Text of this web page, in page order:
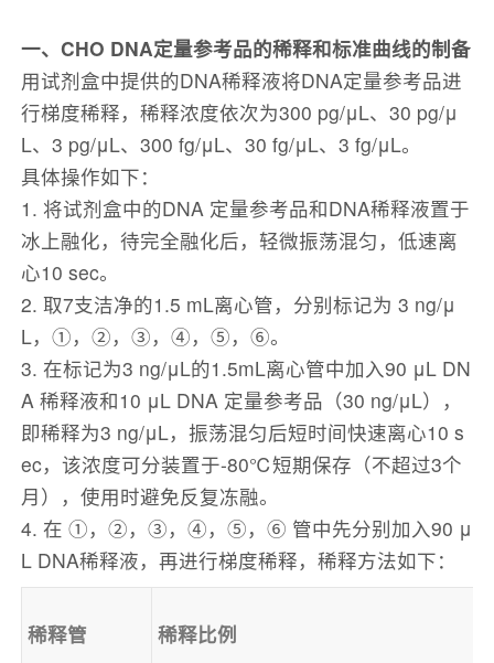
一、CHO DNA定量参考品的稀释和标准曲线的制备
用试剂盒中提供的DNA稀释液将DNA定量参考品进
行梯度稀释，稀释浓度依次为300 pg/μL、30 pg/μ
L、3 pg/μL、300 fg/μL、30 fg/μL、3 fg/μL。
具体操作如下：
1. 将试剂盒中的DNA 定量参考品和DNA稀释液置于
冰上融化，待完全融化后，轻微振荡混匀，低速离
心10 sec。
2. 取7支洁净的1.5 mL离心管，分别标记为 3 ng/μ
L，①，②，③，④，⑤，⑥。
3. 在标记为3 ng/μL的1.5mL离心管中加入90 μL DN
A 稀释液和10 μL DNA 定量参考品（30 ng/μL），
即稀释为3 ng/μL，振荡混匀后短时间快速离心10 s
ec，该浓度可分装置于-80℃短期保存（不超过3个
月），使用时避免反复冻融。
4. 在 ①，②，③，④，⑤，⑥ 管中先分别加入90 μ
L DNA稀释液，再进行梯度稀释，稀释方法如下：
稀释管 稀释比例